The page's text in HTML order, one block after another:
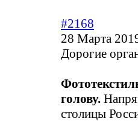
#2168
28 Марта
Дорогие
голову.
столицы